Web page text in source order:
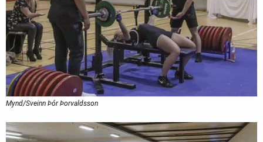
Mynd/Sveinn Þór Þorvaldsson